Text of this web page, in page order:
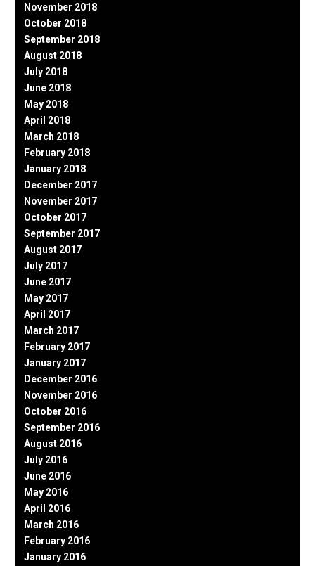
November 2018
October 2018
September 2018
August 2018
July 2018
June 2018
May 2018
April 2018
March 2018
February 2018
January 2018
December 2017
November 2017
October 2017
September 2017
August 2017
July 2017
June 2017
May 2017
April 2017
March 2017
February 2017
January 2017
December 2016
November 2016
October 2016
September 2016
August 2016
July 2016
June 2016
May 2016
April 2016
March 2016
February 2016
January 2016